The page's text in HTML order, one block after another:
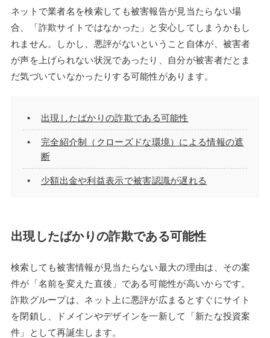
ネットで業者名を検索しても被害報告が見当たらない場
合、「詐欺サイトではなかった」と安心してしまうかもし
れません。しかし、悪評がないということ自体が、被害者
が声を上げられない状況であったり、自分が被害者だとま
だ気づいていなかったりする可能性があります。
出現したばかりの詐欺である可能性
完全紹介制（クローズドな環境）による情報の遮
断
少額出金や利益表示で被害認識が遅れる
出現したばかりの詐欺である可能性
検索しても被害情報が見当たらない最大の理由は、その案
件が「名前を変えた直後」である可能性が高いからです。
詐欺グループは、ネット上に悪評が広まるとすぐにサイト
を閉鎖し、ドメインやデザインを一新して「新たな投資案
件」として再誕生します。